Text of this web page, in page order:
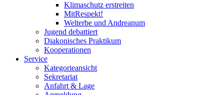
Klimaschutz erstreiten
MitRespekt!
Welterbe und Andreanum
Jugend debattiert
Diakonisches Praktikum
Kooperationen
Service
Kategorieansicht
Sekretariat
Anfahrt & Lage